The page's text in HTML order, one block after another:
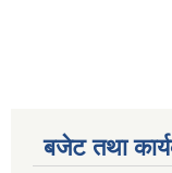
बजेट तथा